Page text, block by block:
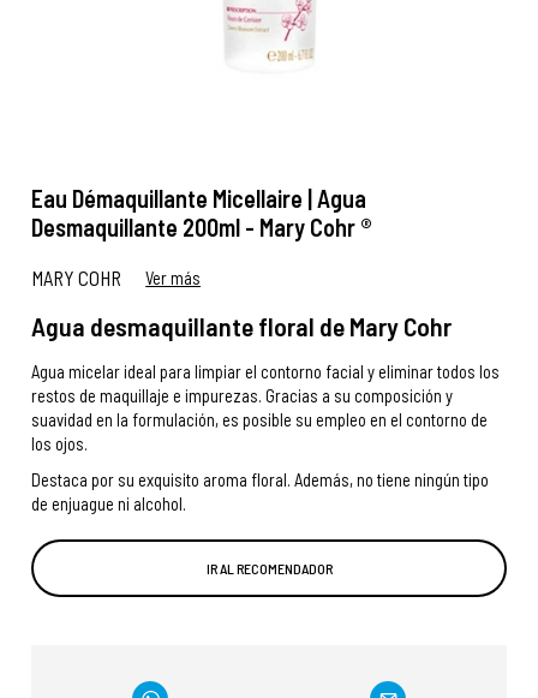
Eau Démaquillante Micellaire | Agua
Desmaquillante 200ml - Mary Cohr ®
MARY COHR Ver más
Agua desmaquillante floral de Mary Cohr
Agua micelar ideal para limpiar el contorno facial y eliminar todos los
restos de maquillaje e impurezas. Gracias a su composición y
suavidad en la formulación, es posible su empleo en el contorno de
los ojos.
Destaca por su exquisito aroma floral. Además, no tiene ningún tipo
de enjuague ni alcohol.
IR AL RECOMENDADOR